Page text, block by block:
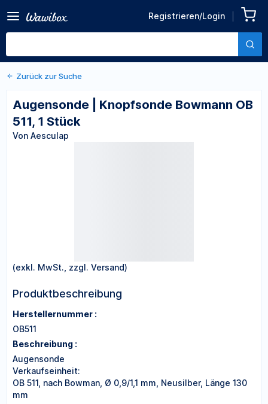
Registrieren/Login
Bowmann OB 511, 1 Stück
Von Aesculap
Zurück zu den Produktdetails
Zurück zur Suche
Augensonde | Knopfsonde Bowmann OB
511, 1 Stück
Von Aesculap
(exkl. MwSt., zzgl. Versand)
Produktbeschreibung
Herstellernummer :
OB511
Beschreibung :
Augensonde
Verkaufseinheit:
OB 511, nach Bowman, Ø 0,9/1,1 mm, Neusilber, Länge 130
mm